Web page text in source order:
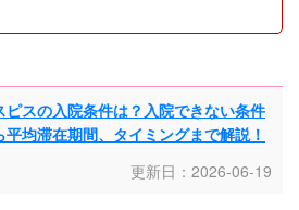
ピスの入院条件は？入院できない条件
平均滞在期間、タイミングまで解説！
更新日：2026-06-19